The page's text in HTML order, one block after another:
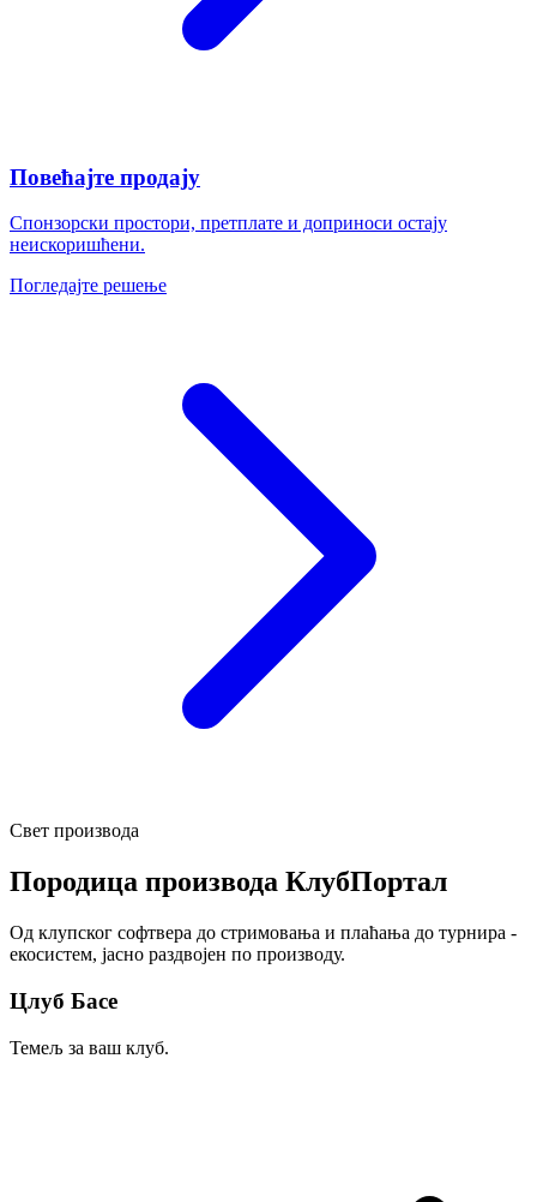
Повећајте продају
Спонзорски простори, претплате и доприноси остају
неискоришћени.
Погледајте решење
Свет производа
Породица производа КлубПортал
Од клупског софтвера до стримовања и плаћања до турнира -
екосистем, јасно раздвојен по производу.
Цлуб Басе
Темељ за ваш клуб.